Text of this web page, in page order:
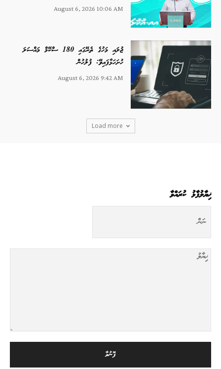
August 6, 2026 10:06 AM
ޖުލައި މަހުގެ ތެރޭގައި 180 ސްކޭމް މައްސަލަ
ހުށަހަޅާފައިވޭ: ފުލުހުން
August 6, 2026 9:42 AM
Load more
ޚިޔާލުފާޅު ކުރައްވާ